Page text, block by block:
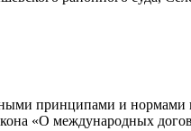
принципами и нормами
«О международных